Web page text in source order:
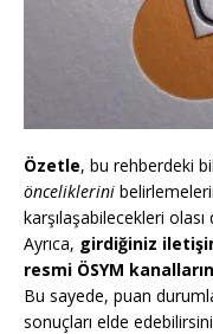
Özetle, bu rehberdeki
önceliklerini
karşılaşabilecekleri
Ayrıca, girdiğiniz
resmi ÖSYM
Bu sayede, puan
sonuçları elde